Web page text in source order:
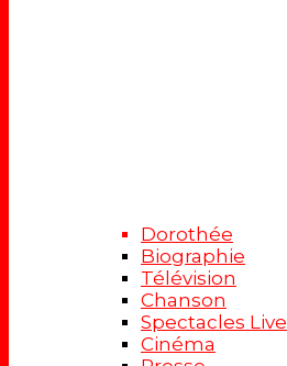
Dorothée
Biographie
Télévision
Chanson
Spectacles Live
Cinéma